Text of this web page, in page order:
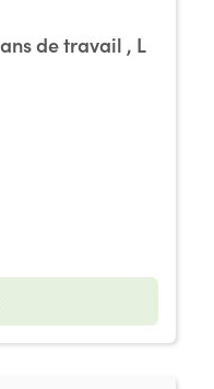
de travail , L